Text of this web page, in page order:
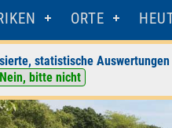
ORTE
statistische
Nein, bitte nicht